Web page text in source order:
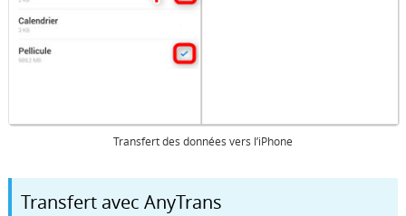
Transfert des données vers l’iPhone
Transfert avec AnyTrans